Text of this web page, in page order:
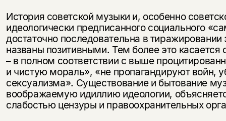
История советской музыки и, особенно
идеологически предписанного социального
достаточно последовательна в
названы позитивными. Тем более это касается
– в полном соответствии с выше
и чистую мораль», «не пропагандируют войн,
сексуализма». Существование и бытование
воображаемую идиллию идеологии,
слабостью цензуры и правоохранительных